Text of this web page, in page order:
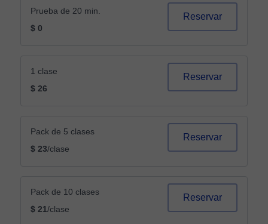
Prueba de 20 min.
$ 0
Reservar
1 clase
$ 26
Reservar
Pack de 5 clases
$ 23/clase
Reservar
Pack de 10 clases
$ 21/clase
Reservar